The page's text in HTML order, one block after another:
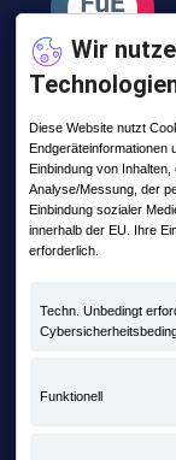
Wir
Diese Website nutzt
Endgeräteinformationen
Einbindung von
Analyse/Messung, der
Einbindung sozialer
innerhalb der EU. Ihre
erforderlich.
Techn. Unbedingt
Funktionell
Letzte Posts
Mit